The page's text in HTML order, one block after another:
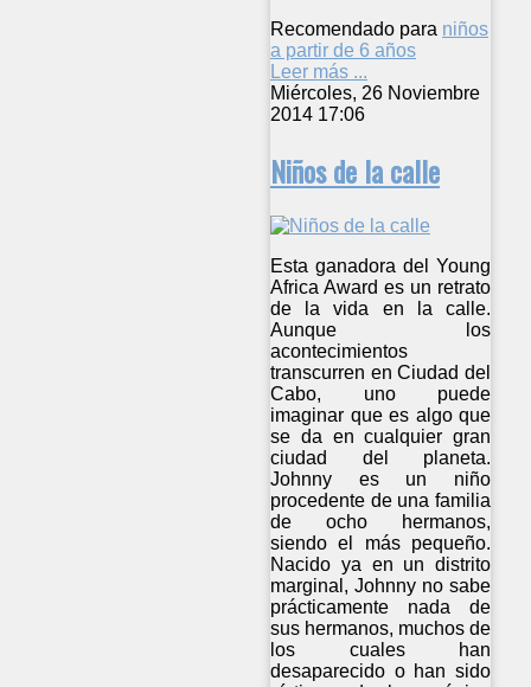
Recomendado para niños
a partir de 6 años
Leer más ...
Miércoles, 26 Noviembre
2014 17:06
Niños de la calle
Esta ganadora del Young
Africa Award es un retrato
de la vida en la calle.
Aunque los
acontecimientos
transcurren en Ciudad del
Cabo, uno puede
imaginar que es algo que
se da en cualquier gran
ciudad del planeta.
Johnny es un niño
procedente de una familia
de ocho hermanos,
siendo el más pequeño.
Nacido ya en un distrito
marginal, Johnny no sabe
prácticamente nada de
sus hermanos, muchos de
los cuales han
desaparecido o han sido